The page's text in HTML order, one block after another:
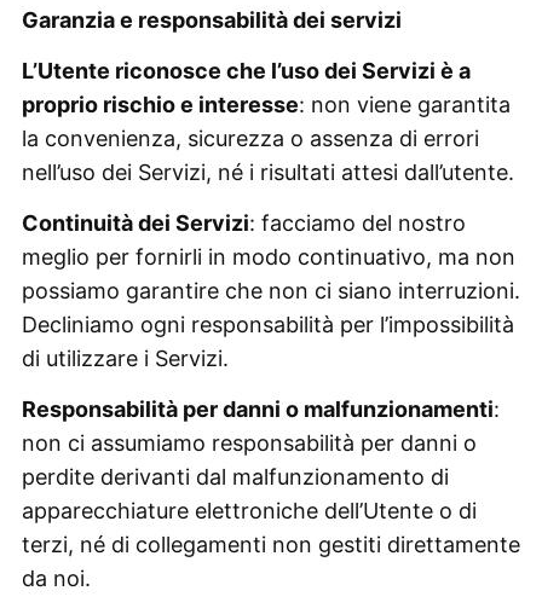
Garanzia e responsabilità dei servizi
L’Utente riconosce che l’uso dei Servizi è a
proprio rischio e interesse: non viene garantita
la convenienza, sicurezza o assenza di errori
nell’uso dei Servizi, né i risultati attesi dall’utente.
Continuità dei Servizi: facciamo del nostro
meglio per fornirli in modo continuativo, ma non
possiamo garantire che non ci siano interruzioni.
Decliniamo ogni responsabilità per l’impossibilità
di utilizzare i Servizi.
Responsabilità per danni o malfunzionamenti:
non ci assumiamo responsabilità per danni o
perdite derivanti dal malfunzionamento di
apparecchiature elettroniche dell’Utente o di
terzi, né di collegamenti non gestiti direttamente
da noi.